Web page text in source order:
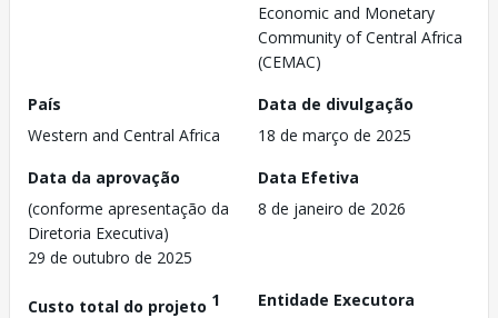
Economic and Monetary
Community of Central Africa
(CEMAC)
País
Western and Central Africa
Data de divulgação
18 de março de 2025
Data da aprovação
(conforme apresentação da
Diretoria Executiva)
29 de outubro de 2025
Data Efetiva
8 de janeiro de 2026
Custo total do projeto 1
Entidade Executora